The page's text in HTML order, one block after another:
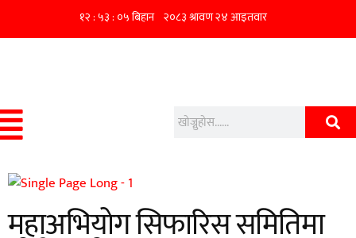
महाअभियोग सिफारिस समितिमा